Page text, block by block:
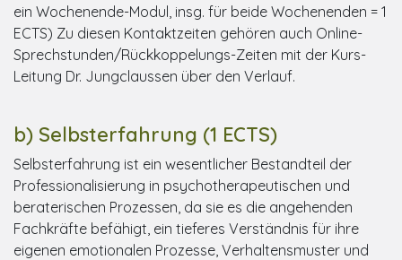
ein Wochenende-Modul, insg. für beide Wochenenden = 1
ECTS) Zu diesen Kontaktzeiten gehören auch Online-
Sprechstunden/Rückkoppelungs-Zeiten mit der Kurs-
Leitung Dr. Jungclaussen über den Verlauf.
b) Selbsterfahrung (1 ECTS)
Selbsterfahrung ist ein wesentlicher Bestandteil der
Professionalisierung in psychotherapeutischen und
beraterischen Prozessen, da sie es die angehenden
Fachkräfte befähigt, ein tieferes Verständnis für ihre
eigenen emotionalen Prozesse, Verhaltensmuster und